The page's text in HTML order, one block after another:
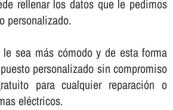
rellenar los datos que le pedimos
personalizado.
sea más cómodo y de esta forma
personalizado sin compromiso
para cualquier reparación o
eléctricos.